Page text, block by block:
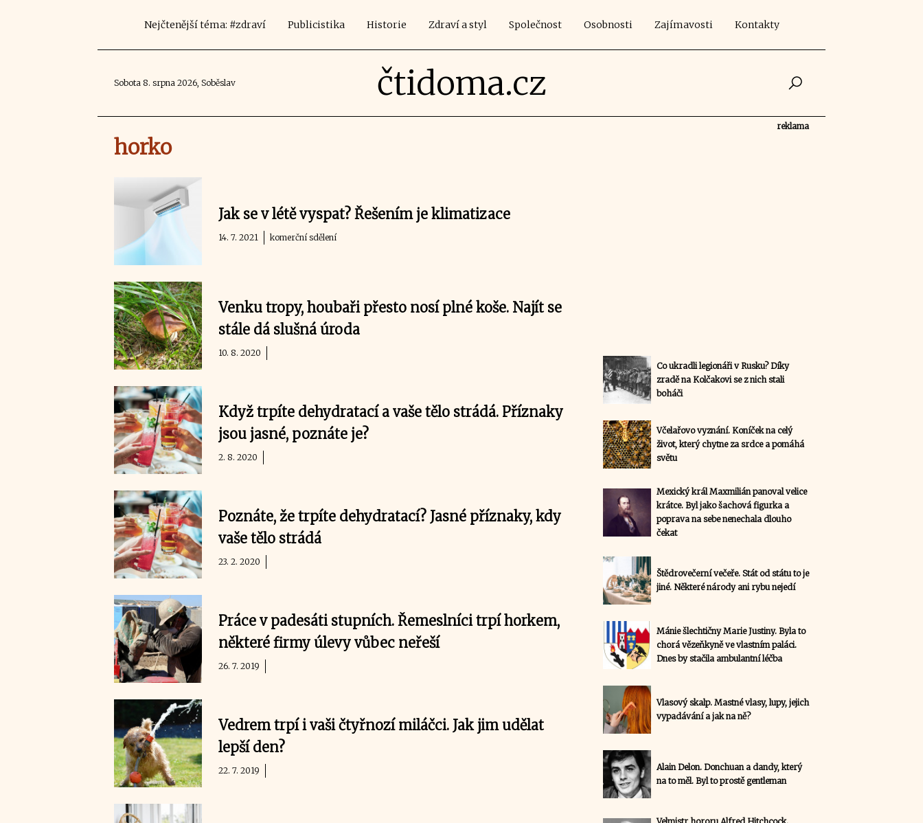
Nejčtenější téma: #zdraví Publicistika Historie Zdraví a styl Společnost Osobnosti Zajímavosti Kontakty
Sobota 8. srpna 2026, Soběslav čtidoma.cz
horko
Jak se v létě vyspat? Řešením je klimatizace
14. 7. 2021 komerční sdělení
Venku tropy, houbaři přesto nosí plné koše. Najít se
stále dá slušná úroda
10. 8. 2020
Když trpíte dehydratací a vaše tělo strádá. Příznaky
jsou jasné, poznáte je?
2. 8. 2020
Poznáte, že trpíte dehydratací? Jasné příznaky, kdy
vaše tělo strádá
23. 2. 2020
Práce v padesáti stupních. Řemeslníci trpí horkem,
některé firmy úlevy vůbec neřeší
26. 7. 2019
Vedrem trpí i vaši čtyřnozí miláčci. Jak jim udělat
lepší den?
22. 7. 2019
reklama
Co ukradli legionáři v Rusku? Díky
zradě na Kolčakovi se z nich stali
boháči
Včelařovo vyznání. Koníček na celý
život, který chytne za srdce a pomáhá
světu
Mexický král Maxmilián panoval velice
krátce. Byl jako šachová figurka a
poprava na sebe nenechala dlouho
čekat
Štědrovečerní večeře. Stát od státu to je
jiné. Některé národy ani rybu nejedí
Mánie šlechtičny Marie Justiny. Byla to
chorá vězeňkyně ve vlastním paláci.
Dnes by stačila ambulantní léčba
Vlasový skalp. Mastné vlasy, lupy, jejich
vypadávání a jak na ně?
Alain Delon. Donchuan a dandy, který
na to měl. Byl to prostě gentleman